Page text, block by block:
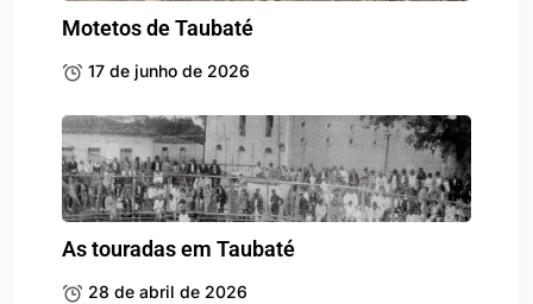
Motetos de Taubaté
17 de junho de 2026
As touradas em Taubaté
28 de abril de 2026